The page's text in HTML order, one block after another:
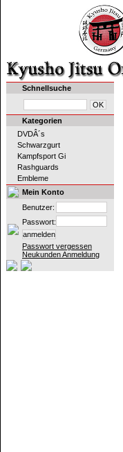
Schnellsuche
Kategorien
DVDÂ´s
Schwarzgurt
Kampfsport Gi
Rashguards
Embleme
Mein Konto
Benutzer:
Passwort:
Passwort vergessen
Neukunden Anmeldung